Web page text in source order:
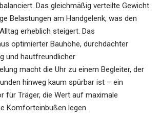
Das gleichmäßig verteilte Gewicht
Belastungen am Handgelenk, was den
erheblich steigert. Das
optimierter Bauhöhe, durchdachter
und hautfreundlicher
macht die Uhr zu einem Begleiter, der
hinweg kaum spürbar ist – ein
für Träger, die Wert auf maximale
Komforteinbußen legen.